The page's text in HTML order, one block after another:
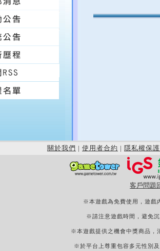
關於我們 | 使用者合約 | 隱私權保護
客戶問題
※本遊戲為免費使用，遊戲
※請注意遊戲時間，避免
※本遊戲提供之機會中獎商品，
※於平台上尊重包容多元性別